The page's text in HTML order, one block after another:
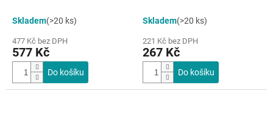
Skladem(>20 ks)
477 Kč bez DPH
577 Kč
Do košíku
Skladem(>20 ks)
221 Kč bez DPH
267 Kč
Do košíku